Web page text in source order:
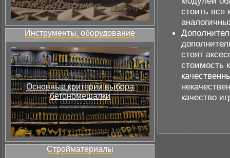
Инструменты, оборудование
Основные критерии выбора
бетономешалки
Стройматериалы
стоить вся
стоят
стоимость
качество